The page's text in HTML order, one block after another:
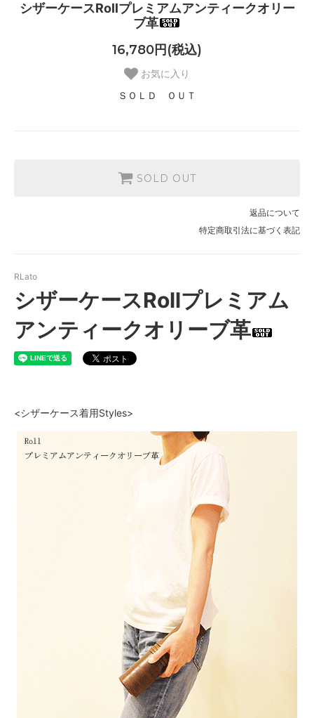
シザーケースRollプレミアムアンティークオリー
ブ革
16,780円(税込)
お気に入り
ＳＯＬＤ ＯＵＴ
SOLD OUT
返品について
特定商取引法に基づく表記
RLato
シザーケースRollプレミアム
アンティークオリーブ革
<シザーケース着用Styles>